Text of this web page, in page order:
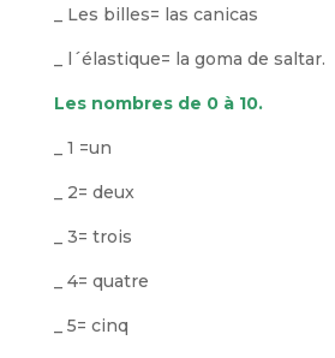
_ Les billes= las canicas
_ l´élastique= la goma de saltar.
Les nombres de 0 à 10.
_ 1 =un
_ 2= deux
_ 3= trois
_ 4= quatre
_ 5= cinq